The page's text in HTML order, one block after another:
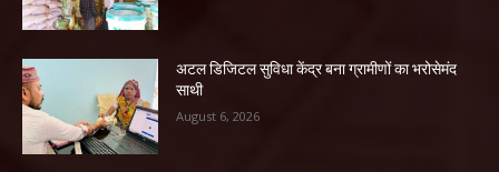
अटल डिजिटल सुविधा केंद्र बना ग्रामीणों का भरोसेमंद
साथी
August 6, 2026